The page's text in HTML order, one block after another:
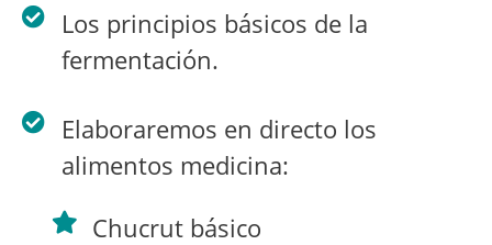
Los principios básicos de la
fermentación.
Elaboraremos en directo los
alimentos medicina:
Chucrut básico